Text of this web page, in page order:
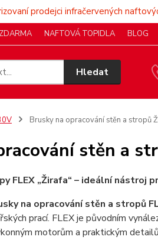
prodejci infračervených
NAFTOVÁ TOPIDLA BLOG
Hledat
Brusky na opracování stěn a stropů
stěn a
FLEX „Žirafa“ – ideální nástroj
na opracování stěn a stropů
prací. FLEX je původním
motorům a praktickým